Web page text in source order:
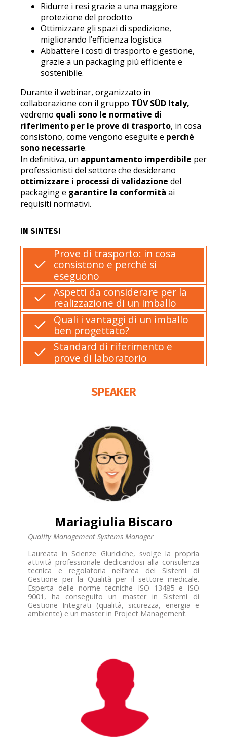
Ridurre i resi grazie a una maggiore
protezione del prodotto
Ottimizzare gli spazi di spedizione,
migliorando l’efficienza logistica
Abbattere i costi di trasporto e gestione,
grazie a un packaging più efficiente e
sostenibile.
Durante il webinar, organizzato in
collaborazione con il gruppo TÜV SÜD Italy,
vedremo quali sono le normative di
riferimento per le prove di trasporto, in cosa
consistono, come vengono eseguite e perché
sono necessarie.
In definitiva, un appuntamento imperdibile per
professionisti del settore che desiderano
ottimizzare i processi di validazione del
packaging e garantire la conformità ai
requisiti normativi.
IN SINTESI
Prove di trasporto: in cosa
consistono e perché si
eseguono
Aspetti da considerare per la
realizzazione di un imballo
Quali i vantaggi di un imballo
ben progettato?
Standard di riferimento e
prove di laboratorio
SPEAKER
Mariagiulia Biscaro
Quality Management Systems Manager
Laureata in Scienze Giuridiche, svolge la propria
attività professionale dedicandosi alla consulenza
tecnica e regolatoria nell’area dei Sistemi di
Gestione per la Qualità per il settore medicale.
Esperta delle norme tecniche ISO 13485 e ISO
9001, ha conseguito un master in Sistemi di
Gestione Integrati (qualità, sicurezza, energia e
ambiente) e un master in Project Management.